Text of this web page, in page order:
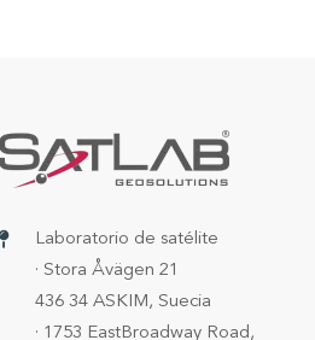
Laboratorio de satélite
· Stora Åvägen 21
436 34 ASKIM, Suecia
· 1753 EastBroadway Road,